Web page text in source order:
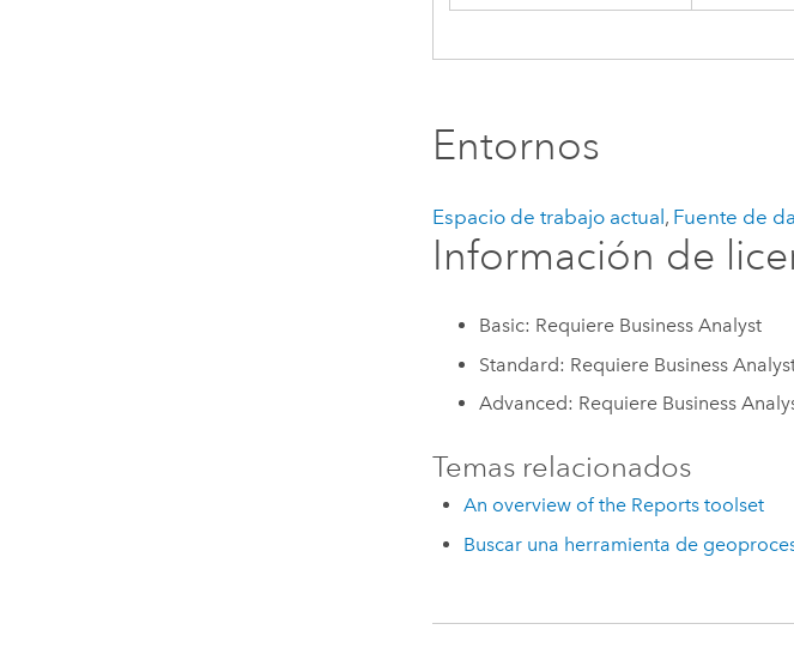
Entornos
Espacio de trabajo actual, Fuente de
Información de
Basic: Requiere Business Analyst
Standard: Requiere Business
Advanced: Requiere Business
Temas relacionados
An overview of the Reports toolset
Buscar una herramienta de